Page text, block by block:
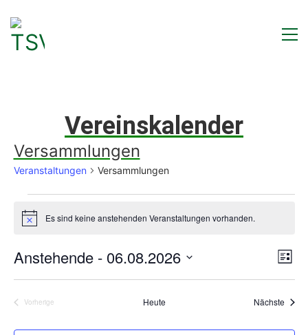
Vereinskalender
Versammlungen
Veranstaltungen Versammlungen
Veranstaltungen
HinweisEs sind keine anstehenden Veranstaltungen vorhanden.
Liste
Anstehende - 06.08.2026
Vorherige
Heute Nächste